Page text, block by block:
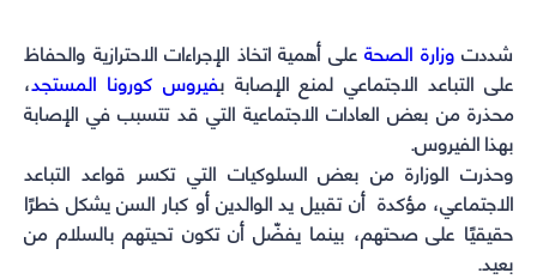
شددتوزارة الصحة على أهمية اتخاذ الإجراءات الاحترازية والحفاظ
على التباعد الاجتماعي لمنع الإصابة بفيروس كورونا المستجد،
محذرة من بعض العادات الاجتماعية التي قد تتسبب في الإصابة
بهذا الفيروس.
وحذرت الوزارة من بعض السلوكيات التي تكسر قواعد التباعد
الاجتماعي، مؤكدة أن تقبيل يد الوالدين أو كبار السن يشكل خطرًا
حقيقيًا على صحتهم، بينما يفضّل أن تكون تحيتهم بالسلام من
بعيد.
(Opens
in
new
(Opens
in
new
(Opens
in
new
(Opens
in
new